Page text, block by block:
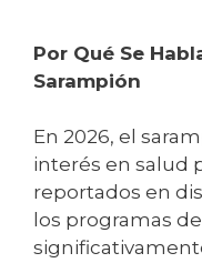
Por Qué Se
Sarampión
En 2026, el
interés en salud
reportados en
los programas